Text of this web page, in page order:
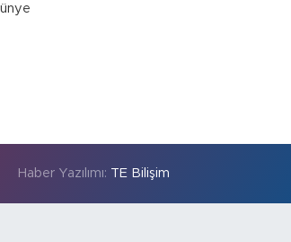
Haber Yazılımı: TE Bilişim